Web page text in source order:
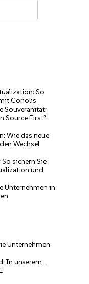
So
Coriolis
Souveränität:
Source First“-
Wie das neue
Wechsel
sichern Sie
und
Unternehmen in
Unternehmen
In unserem…